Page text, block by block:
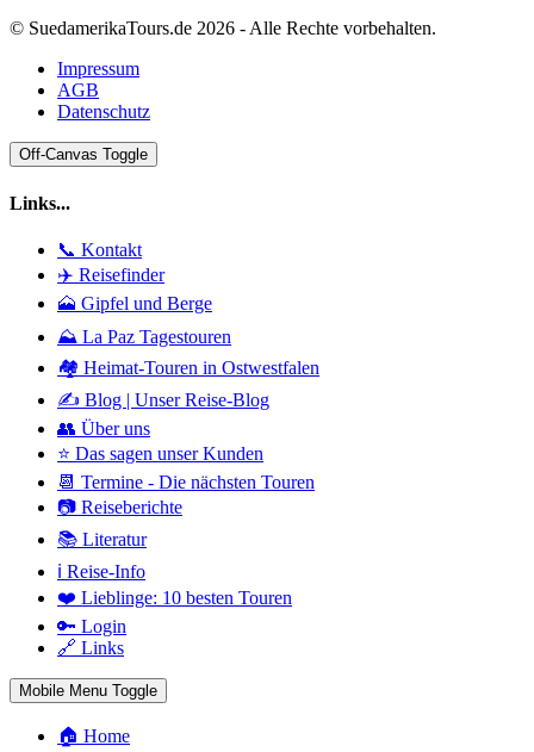
© SuedamerikaTours.de 2026 - Alle Rechte vorbehalten.
Impressum
AGB
Datenschutz
Off-Canvas Toggle
Links...
📞 Kontakt
✈️ Reisefinder
🗻 Gipfel und Berge
⛰️ La Paz Tagestouren
🏘️ Heimat-Touren in Ostwestfalen
✍️ Blog | Unser Reise-Blog
👥 Über uns
⭐ Das sagen unser Kunden
📆 Termine - Die nächsten Touren
📷 Reiseberichte
📚 Literatur
ℹ️ Reise-Info
❤️ Lieblinge: 10 besten Touren
🔑 Login
🔗 Links
Mobile Menu Toggle
🏠 Home